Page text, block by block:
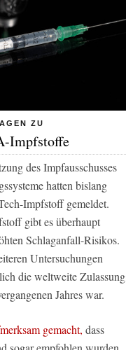
ZU
Impfstoffe
des Impfausschusses
hatten bislang
Impfstoff gemeldet.
gibt es überhaupt
Schlaganfall-Risikos.
Untersuchungen
die weltweite Zulassung
Jahres war.
gemacht, dass